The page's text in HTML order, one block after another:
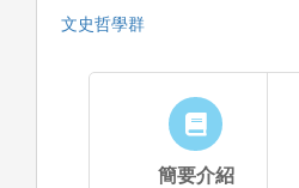
文史哲學群
簡要介紹